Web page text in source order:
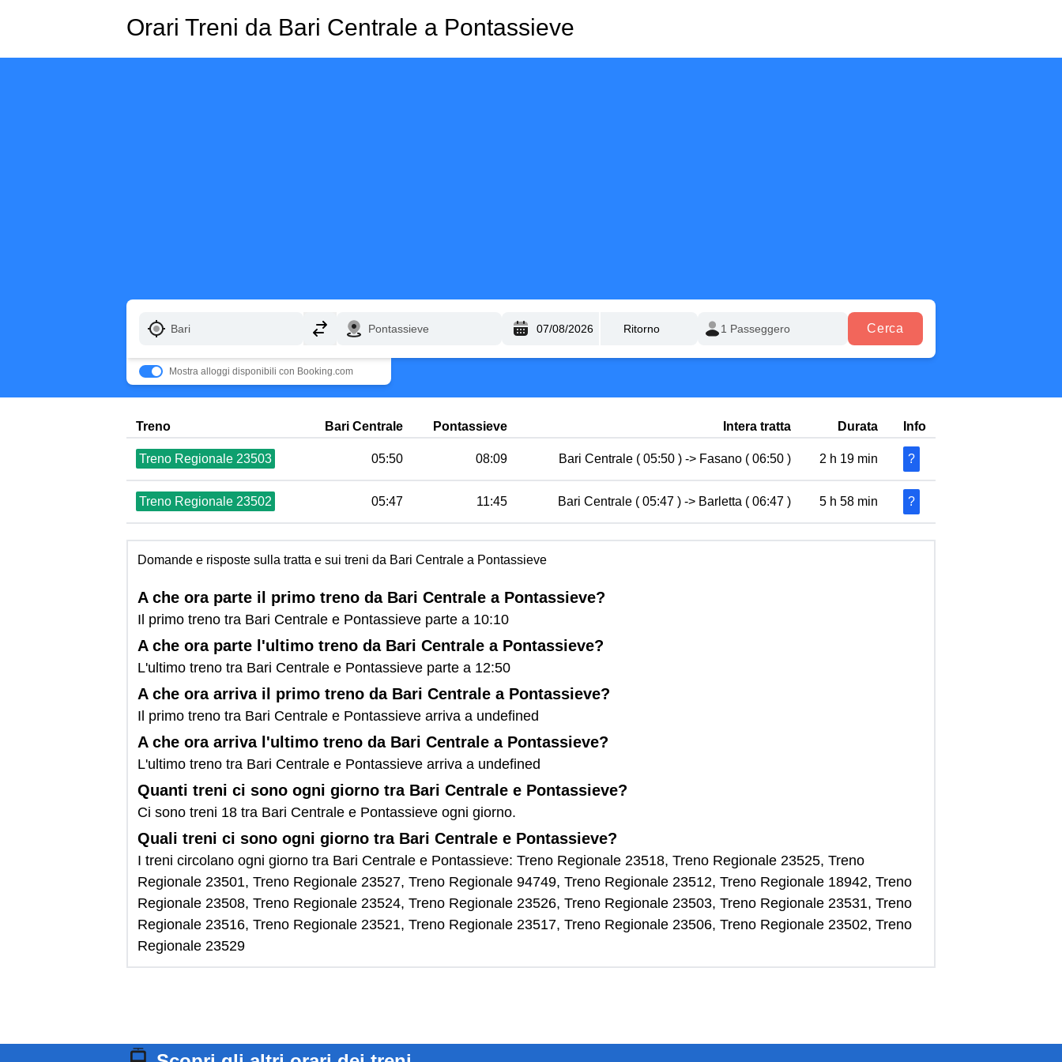
Orari Treni da Bari Centrale a Pontassieve
Cerca
Mostra alloggi disponibili con Booking.com
Treno Bari Centrale Pontassieve Intera tratta Durata Info
Treno Regionale 23503 05:50 08:09 Bari Centrale ( 05:50 ) -> Fasano ( 06:50 ) 2 h 19 min ?
Treno Regionale 23502 05:47 11:45 Bari Centrale ( 05:47 ) -> Barletta ( 06:47 ) 5 h 58 min ?
Domande e risposte sulla tratta e sui treni da Bari Centrale a Pontassieve
A che ora parte il primo treno da Bari Centrale a Pontassieve?
Il primo treno tra Bari Centrale e Pontassieve parte a 10:10
A che ora parte l'ultimo treno da Bari Centrale a Pontassieve?
L'ultimo treno tra Bari Centrale e Pontassieve parte a 12:50
A che ora arriva il primo treno da Bari Centrale a Pontassieve?
Il primo treno tra Bari Centrale e Pontassieve arriva a undefined
A che ora arriva l'ultimo treno da Bari Centrale a Pontassieve?
L'ultimo treno tra Bari Centrale e Pontassieve arriva a undefined
Quanti treni ci sono ogni giorno tra Bari Centrale e Pontassieve?
Ci sono treni 18 tra Bari Centrale e Pontassieve ogni giorno.
Quali treni ci sono ogni giorno tra Bari Centrale e Pontassieve?
I treni circolano ogni giorno tra Bari Centrale e Pontassieve: Treno Regionale 23518, Treno Regionale 23525, Treno
Regionale 23501, Treno Regionale 23527, Treno Regionale 94749, Treno Regionale 23512, Treno Regionale 18942, Treno
Regionale 23508, Treno Regionale 23524, Treno Regionale 23526, Treno Regionale 23503, Treno Regionale 23531, Treno
Regionale 23516, Treno Regionale 23521, Treno Regionale 23517, Treno Regionale 23506, Treno Regionale 23502, Treno
Regionale 23529